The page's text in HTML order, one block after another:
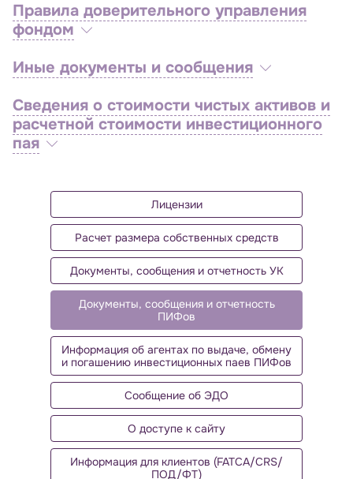
Правила доверительного управления
фондом
Иные документы и сообщения
Сведения о стоимости чистых активов и
расчетной стоимости инвестиционного
пая
Лицензии
Расчет размера собственных средств
Документы, сообщения и отчетность УК
Документы, сообщения и отчетность
ПИФов
Информация об агентах по выдаче, обмену
и погашению инвестиционных паев ПИФов
Сообщение об ЭДО
О доступе к сайту
Информация для клиентов (FATCA/CRS/
ПОД/ФТ)